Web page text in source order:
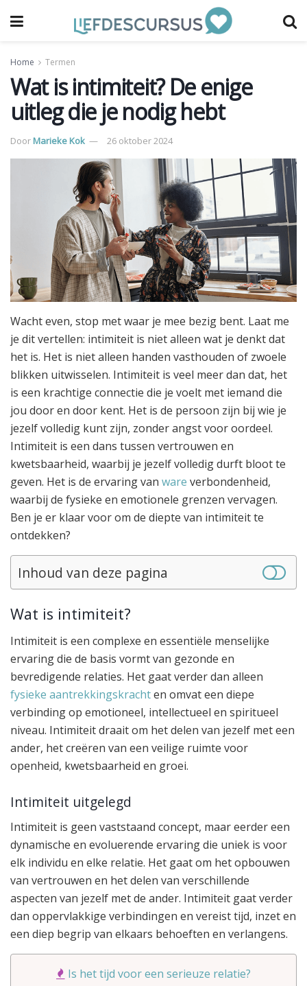
Home Termen
Wat is intimiteit? De enige
uitleg die je nodig hebt
DoorMarieke Kok 26 oktober 2024
Wacht even, stop met waar je mee bezig bent. Laat me
je dit vertellen: intimiteit is niet alleen wat je denkt dat
het is. Het is niet alleen handen vasthouden of zwoele
blikken uitwisselen. Intimiteit is veel meer dan dat, het
is een krachtige connectie die je voelt met iemand die
jou door en door kent. Het is de persoon zijn bij wie je
jezelf volledig kunt zijn, zonder angst voor oordeel.
Intimiteit is een dans tussen vertrouwen en
kwetsbaarheid, waarbij je jezelf volledig durft bloot te
geven. Het is de ervaring van ware verbondenheid,
waarbij de fysieke en emotionele grenzen vervagen.
Ben je er klaar voor om de diepte van intimiteit te
ontdekken?
Inhoud van deze pagina
Wat is intimiteit?
Intimiteit is een complexe en essentiële menselijke
ervaring die de basis vormt van gezonde en
bevredigende relaties. Het gaat verder dan alleen
fysieke aantrekkingskrachten omvat een diepe
verbinding op emotioneel, intellectueel en spiritueel
niveau. Intimiteit draait om het delen van jezelf met een
ander, het creëren van een veilige ruimte voor
openheid, kwetsbaarheid en groei.
Intimiteit uitgelegd
Intimiteit is geen vaststaand concept, maar eerder een
dynamische en evoluerende ervaring die uniek is voor
elk individu en elke relatie. Het gaat om het opbouwen
van vertrouwen en het delen van verschillende
aspecten van jezelf met de ander. Intimiteit gaat verder
dan oppervlakkige verbindingen en vereist tijd, inzet en
een diep begrip van elkaars behoeften en verlangens.
Is het tijd voor een serieuze relatie?